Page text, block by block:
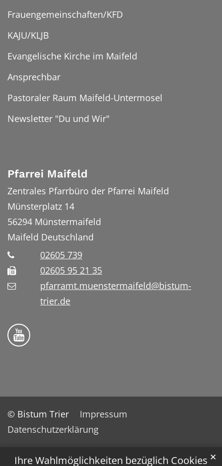
Ihre Wahlmöglichkeiten bezüglich Cookies ✕
Frauengemeinschaften/KFD
KAJU/KLJB
Evangelische Kirche im Maifeld
Ansprechbar
Pastoraler Raum Maifeld-Untermosel
Newsletter "Du und Wir"
Pfarrei Maifeld
Zentrales Pfarrbüro der Pfarrei Maifeld
Münsterplatz 14
56294 Münstermaifeld
Maifeld Deutschland
02605 739
02605 95 21 35
pfarramt.muenstermaifeld@bistum-
trier.de
Folge uns auf YouTube
© Bistum Trier
Impressum
Datenschutzerklärung